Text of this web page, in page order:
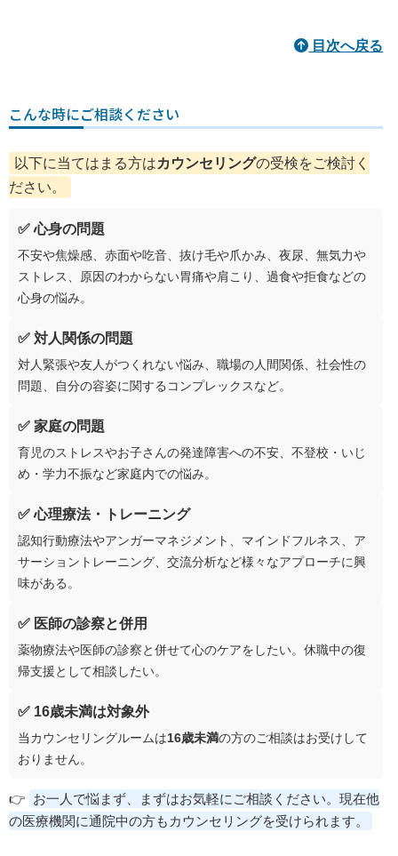
目次へ戻る
こんな時にご相談ください
以下に当てはまる方はカウンセリングの受検をご検討く
ださい。
✅ 心身の問題
不安や焦燥感、赤面や吃音、抜け毛や爪かみ、夜尿、無気力や
ストレス、原因のわからない胃痛や肩こり、過食や拒食などの
心身の悩み。
✅ 対人関係の問題
対人緊張や友人がつくれない悩み、職場の人間関係、社会性の
問題、自分の容姿に関するコンプレックスなど。
✅ 家庭の問題
育児のストレスやお子さんの発達障害への不安、不登校・いじ
め・学力不振など家庭内での悩み。
✅ 心理療法・トレーニング
認知行動療法やアンガーマネジメント、マインドフルネス、ア
サーショントレーニング、交流分析など様々なアプローチに興
味がある。
✅ 医師の診察と併用
薬物療法や医師の診察と併せて心のケアをしたい。休職中の復
帰支援として相談したい。
✅ 16歳未満は対象外
当カウンセリングルームは16歳未満の方のご相談はお受けして
おりません。
👉 お一人で悩まず、まずはお気軽にご相談ください。現在他
の医療機関に通院中の方もカウンセリングを受けられます。